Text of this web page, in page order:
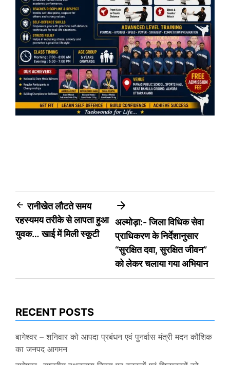
Post
navigation
रानीखेत लौटते समय
रहस्यमय तरीके से लापता हुआ
युवक… खाई में मिली स्कूटी
अल्मोड़ा:- जिला विधिक सेवा
प्राधिकरण के निर्देशानुसार
“सुरक्षित दवा, सुरक्षित जीवन”
को लेकर चलाया गया अभियान
RECENT POSTS
बागेश्वर – शनिवार को आपदा प्रबंधन एवं पुनर्वास मंत्री मदन कौशिक
का जनपद आगमन